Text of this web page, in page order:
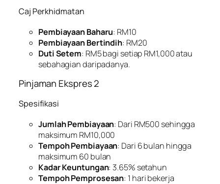
Caj Perkhidmatan
Pembiayaan Baharu: RM10
Pembiayaan Bertindih: RM20
Duti Setem: RM5 bagi setiap RM1,000 atau
sebahagian daripadanya.
Pinjaman Ekspres 2
Spesifikasi
Jumlah Pembiayaan: Dari RM500 sehingga
maksimum RM10,000
Tempoh Pembiayaan: Dari 6 bulan hingga
maksimum 60 bulan
Kadar Keuntungan: 3.65% setahun
Tempoh Pemprosesan: 1 hari bekerja